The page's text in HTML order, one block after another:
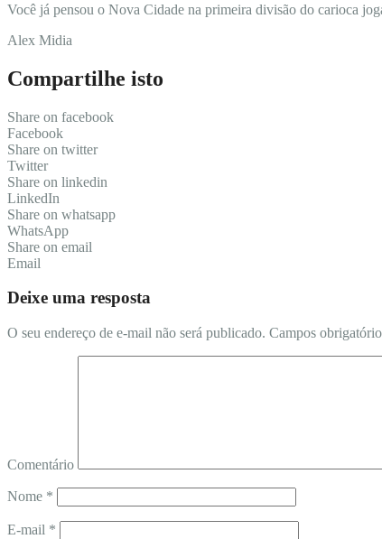
Você já pensou o Nova Cidade na primeira divisão do carioca
Alex Midia
Compartilhe isto
Share on facebook
Facebook
Share on twitter
Twitter
Share on linkedin
LinkedIn
Share on whatsapp
WhatsApp
Share on email
Email
Deixe uma resposta
O seu endereço de e-mail não será publicado. Campos
Comentário
Nome *
E-mail *